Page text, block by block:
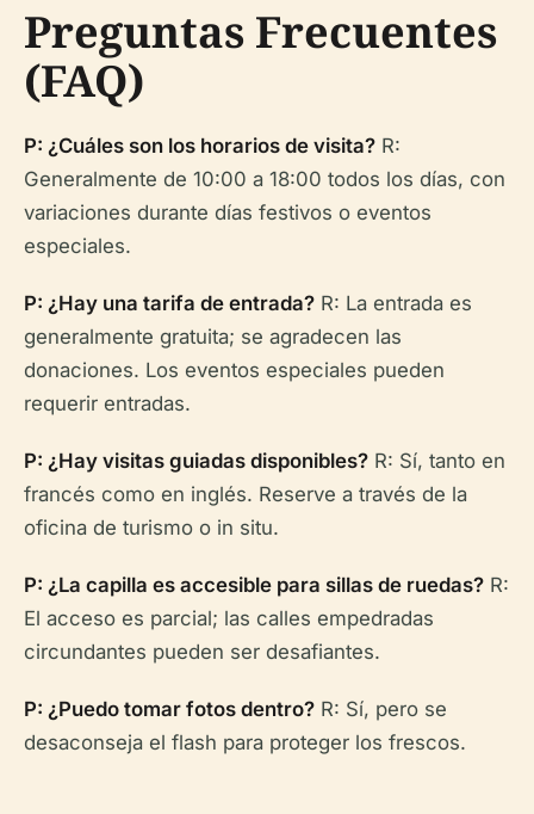
Preguntas Frecuentes
(FAQ)
P: ¿Cuáles son los horarios de visita? R:
Generalmente de 10:00 a 18:00 todos los días, con
variaciones durante días festivos o eventos
especiales.
P: ¿Hay una tarifa de entrada? R: La entrada es
generalmente gratuita; se agradecen las
donaciones. Los eventos especiales pueden
requerir entradas.
P: ¿Hay visitas guiadas disponibles? R: Sí, tanto en
francés como en inglés. Reserve a través de la
oficina de turismo o in situ.
P: ¿La capilla es accesible para sillas de ruedas? R:
El acceso es parcial; las calles empedradas
circundantes pueden ser desafiantes.
P: ¿Puedo tomar fotos dentro? R: Sí, pero se
desaconseja el flash para proteger los frescos.